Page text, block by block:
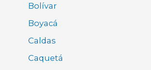
Bolívar
Boyacá
Caldas
Caquetá